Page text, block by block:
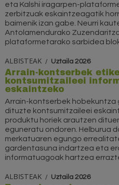
eta Kalshi iragarpen-
zerbitzuak eskaintzeagatik
baimenik izan gabe. Neurri
Antolamendurako
plataformetarako sarbidea
ALBISTEAK Uztaila 2026
Arrain-kontserbek
kontsumitzaileei
eskaintzeko
Arrain-kontserbek hobekuntza
dituzte kontsumitzaileei
produktu horiek arautzen
eguneratu ondoren. Helburua
merkatuaren egungo
gardentasuna indartzea eta
informatuagoak hartzea
ALBISTEAK Uztaila 2026